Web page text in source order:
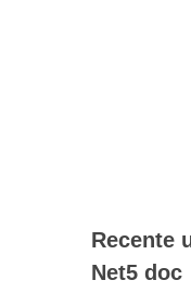
Recente
Net5 doc